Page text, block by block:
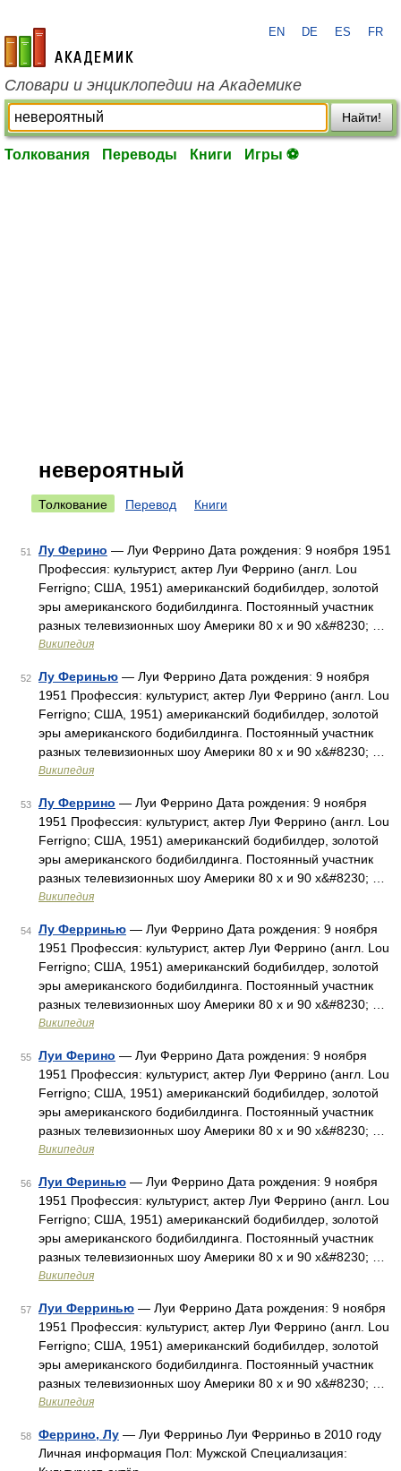
academic.ru
EN DE ES FR
Словари и энциклопедии на Академике
Найти!
Толкования Переводы Книги Игры ⚽
невероятный
Толкование Перевод Книги
51 Лу Ферино — Луи Феррино Дата рождения: 9 ноября 1951
Профессия: культурист, актер Луи Феррино (англ. Lou
Ferrigno; США, 1951) американский бодибилдер, золотой
эры американского бодибилдинга. Постоянный участник
разных телевизионных шоу Америки 80 х и 90 х&#8230; …
Википедия
52 Лу Феринью — Луи Феррино Дата рождения: 9 ноября
1951 Профессия: культурист, актер Луи Феррино (англ. Lou
Ferrigno; США, 1951) американский бодибилдер, золотой
эры американского бодибилдинга. Постоянный участник
разных телевизионных шоу Америки 80 х и 90 х&#8230; …
Википедия
53 Лу Феррино — Луи Феррино Дата рождения: 9 ноября
1951 Профессия: культурист, актер Луи Феррино (англ. Lou
Ferrigno; США, 1951) американский бодибилдер, золотой
эры американского бодибилдинга. Постоянный участник
разных телевизионных шоу Америки 80 х и 90 х&#8230; …
Википедия
54 Лу Ферринью — Луи Феррино Дата рождения: 9 ноября
1951 Профессия: культурист, актер Луи Феррино (англ. Lou
Ferrigno; США, 1951) американский бодибилдер, золотой
эры американского бодибилдинга. Постоянный участник
разных телевизионных шоу Америки 80 х и 90 х&#8230; …
Википедия
55 Луи Ферино — Луи Феррино Дата рождения: 9 ноября
1951 Профессия: культурист, актер Луи Феррино (англ. Lou
Ferrigno; США, 1951) американский бодибилдер, золотой
эры американского бодибилдинга. Постоянный участник
разных телевизионных шоу Америки 80 х и 90 х&#8230; …
Википедия
56 Луи Феринью — Луи Феррино Дата рождения: 9 ноября
1951 Профессия: культурист, актер Луи Феррино (англ. Lou
Ferrigno; США, 1951) американский бодибилдер, золотой
эры американского бодибилдинга. Постоянный участник
разных телевизионных шоу Америки 80 х и 90 х&#8230; …
Википедия
57 Луи Ферринью — Луи Феррино Дата рождения: 9 ноября
1951 Профессия: культурист, актер Луи Феррино (англ. Lou
Ferrigno; США, 1951) американский бодибилдер, золотой
эры американского бодибилдинга. Постоянный участник
разных телевизионных шоу Америки 80 х и 90 х&#8230; …
Википедия
58 Феррино, Лу — Луи Ферриньо Луи Ферриньо в 2010 году
Личная информация Пол: Мужской Специализация: